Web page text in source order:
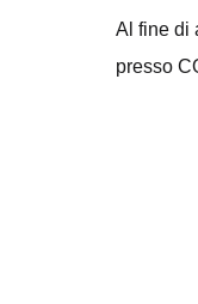
Al fine di
presso